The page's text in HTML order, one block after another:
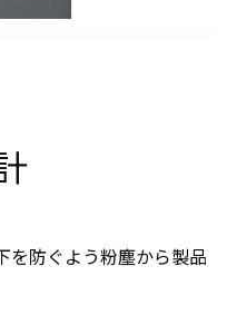
を防ぐよう粉塵から製品